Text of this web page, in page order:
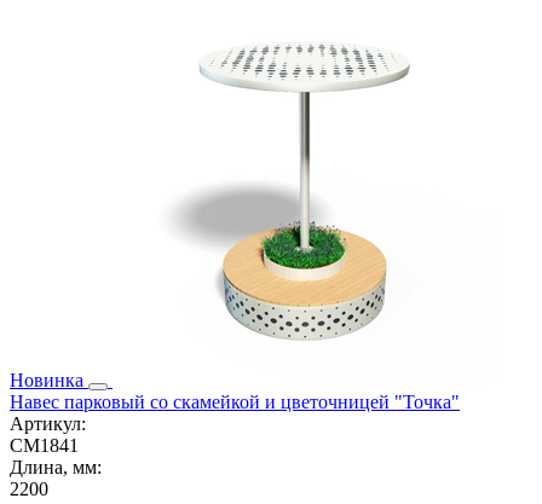
Новинка
Навес парковый со скамейкой и цветочницей "Точка"
Артикул:
СМ1841
Длина, мм:
2200